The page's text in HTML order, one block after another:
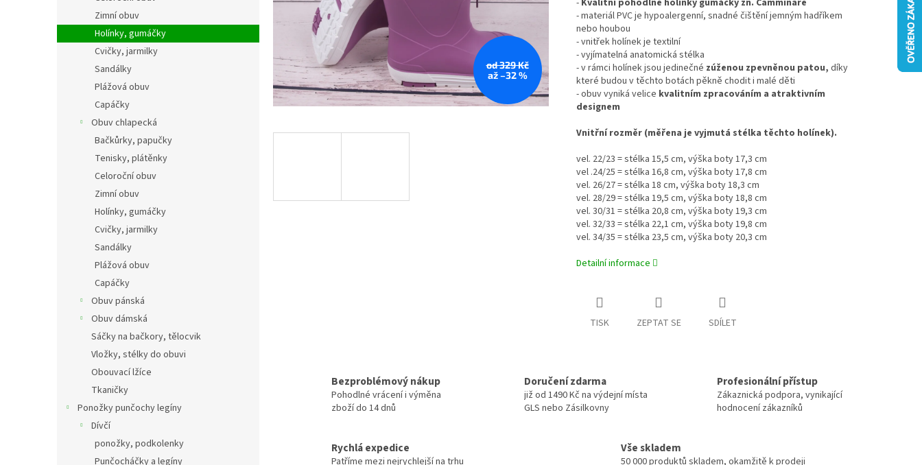
e
l
Zimní obuv
Holínky, gumáčky
Cvičky, jarmilky
Sandálky
Plážová obuv
Capáčky
Obuv chlapecká
Bačkůrky, papučky
Tenisky, plátěnky
Celoroční obuv
Zimní obuv
Holínky, gumáčky
Cvičky, jarmilky
Sandálky
Plážová obuv
Capáčky
Obuv pánská
Obuv dámská
Sáčky na bačkory, tělocvik
Vložky, stélky do obuvi
Obouvací lžíce
Tkaničky
Ponožky punčochy legíny
Dívčí
ponožky, podkolenky
Punčocháčky a legíny
od 329 Kč
až –32 %
- Kvalitní pohodlné holínky gumáčky zn. Camminare
- materiál PVC je hypoalergenní, snadné čištění jemným hadříkem
nebo houbou
- vnitřek holínek je textilní
- vyjímatelná anatomická stélka
- v rámci holínek jsou jedinečné zúženou zpevněnou patou, díky
které budou v těchto botách pěkně chodit i malé děti
- obuv vyniká velice kvalitním zpracováním a atraktivním
designem
Vnitřní rozměr (měřena je vyjmutá stélka těchto holínek).
vel. 22/23 = stélka 15,5 cm, výška boty 17,3 cm
vel .24/25 = stélka 16,8 cm, výška boty 17,8 cm
vel. 26/27 = stélka 18 cm, výška boty 18,3 cm
vel. 28/29 = stélka 19,5 cm, výška boty 18,8 cm
vel. 30/31 = stélka 20,8 cm, výška boty 19,3 cm
vel. 32/33 = stélka 22,1 cm, výška boty 19,8 cm
vel. 34/35 = stélka 23,5 cm, výška boty 20,3 cm
Detailní informace
TISK ZEPTAT SE SDÍLET
Bezproblémový nákup
Pohodlné vrácení i výměna
zboží do 14 dnů
Doručení zdarma
již od 1490 Kč na výdejní místa
GLS nebo Zásilkovny
Profesionální přístup
Zákaznická podpora, vynikající
hodnocení zákazníků
Rychlá expedice
Patříme mezi nejrychlejší na trhu
Vše skladem
50 000 produktů skladem, okamžitě k prodeji